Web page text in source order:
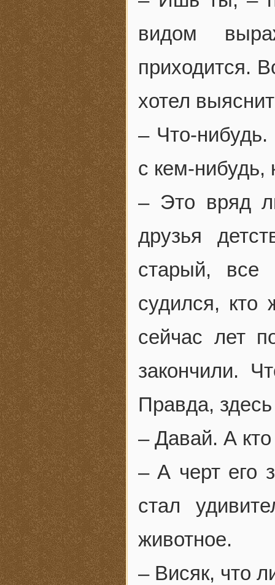
видом
приходится.
хотел
– Что-
с кем-
– Это вряд
друзья
старый, все
судился,
сейчас лет
закончили.
Правда,
– Давай. А кто
– А черт его
стал
животное.
– Висяк, что